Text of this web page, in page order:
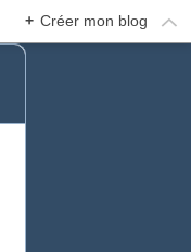
+ Créer mon blog